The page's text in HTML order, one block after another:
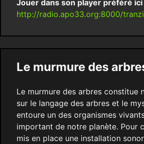
Jouer dans son player préféré ici
http://radio.apo33.org:8000/
Le murmure des
Le murmure des arbres constitue
sur le langage des arbres et le
entoure un des organismes
important de notre planète. Pour
mis en place une installation